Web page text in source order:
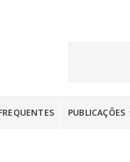
PUBLICAÇÕES